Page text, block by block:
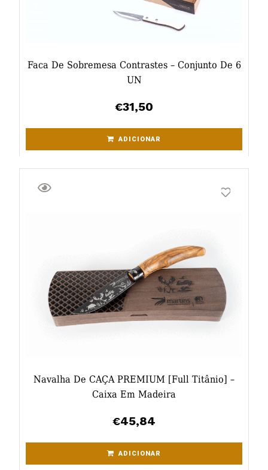
Faca De Sobremesa Contrastes – Conjunto De 6
UN
€31,50
ADICIONAR
Navalha De CAÇA PREMIUM [full Titânio] –
Caixa Em Madeira
€45,84
ADICIONAR